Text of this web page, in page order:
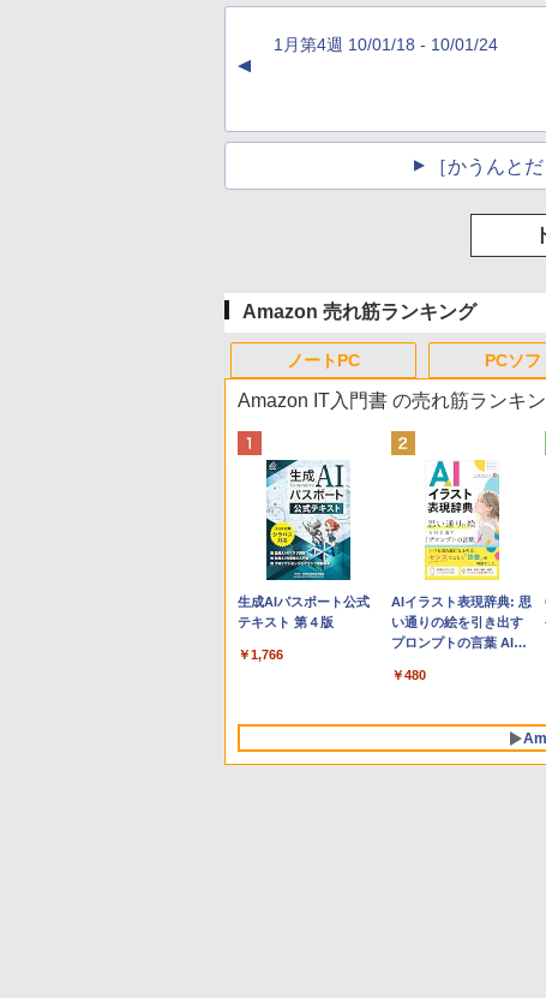
▲
1月第4週 10/01/18 - 10/01/24
［かうんと
Amazon 売れ筋ランキング
ノートPC
Apple 2026 MacBook
Neo A18 Proチップ搭
ク：AIとApple
スプレイ、8GBユニフ
SSDストレージ、
tomtoc 360°保護 15.6
16インチ パソコンケー
ス Dell NEC Lavie
Lenovo対応
￥2,952
PCソフ
Robloxギフトカード -
800 Robux 【限定バー
む】 【オンラインゲー
版
Microsoft Office
Home & Business
2024(最新 永続版)|オン
版|Windows11、
￥39,582
Amazon IT入門書 の売れ筋ランキ
生成AIパスポート公式
テキスト 第４版
￥1,766
AIイラスト表現辞典: 思
い通りの絵を引き出す
プロンプトの言葉 AI画
イラストLabo)
￥480